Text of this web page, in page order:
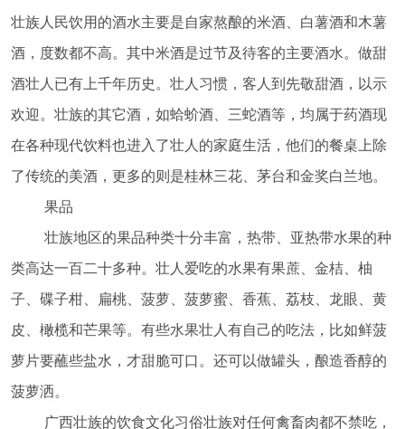
壮族人民饮用的酒水主要是自家熬酿的米酒、白薯酒和木薯
酒，度数都不高。其中米酒是过节及待客的主要酒水。做甜
酒壮人已有上千年历史。壮人习惯，客人到先敬甜酒，以示
欢迎。壮族的其它酒，如蛤蚧酒、三蛇酒等，均属于药酒现
在各种现代饮料也进入了壮人的家庭生活，他们的餐桌上除
了传统的美酒，更多的则是桂林三花、茅台和金奖白兰地。
果品
壮族地区的果品种类十分丰富，热带、亚热带水果的种
类高达一百二十多种。壮人爱吃的水果有果蔗、金桔、柚
子、碟子柑、扁桃、菠萝、菠萝蜜、香蕉、荔枝、龙眼、黄
皮、橄榄和芒果等。有些水果壮人有自己的吃法，比如鲜菠
萝片要蘸些盐水，才甜脆可口。还可以做罐头，酿造香醇的
菠萝洒。
广西壮族的饮食文化习俗壮族对任何禽畜肉都不禁吃，